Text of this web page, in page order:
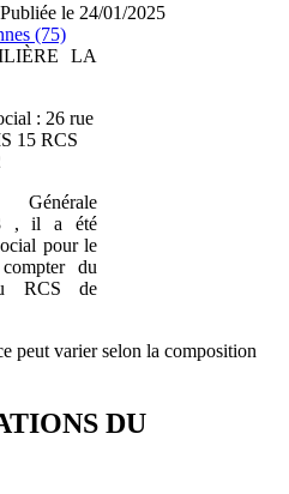
le 24/01/2025
(75)
LA
: 26 rue
15 RCS
Générale
, il a été
pour le
du
RCS de
peut varier selon la composition
DU